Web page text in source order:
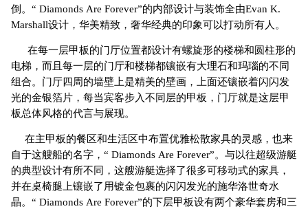
倒。“ Diamonds Are Forever”的内部设计与装饰全由Evan K.
Marshall设计，华美精致，奢华经典的印象可以打动所有人。
在每一层甲板的门厅位置都设计有螺旋形的楼梯和圆柱形的
电梯，而且每一层的门厅和楼梯都镶嵌有大理石和玛瑙的不同
组合。门厅四周的墙壁上是精美的壁画，上面还镶嵌着闪闪发
光的金银箔片，每当宾客步入不同层的甲板，门厅就是这层甲
板总体风格的代言与展现。
在主甲板的餐区和生活区中布置优雅松散家具的灵感，也来
自于这艘船的名字，“ Diamonds Are Forever”。与以往超级游艇
的典型设计有所不同，这艘游艇选择了很多可移动式的家具，
并在桌椅腿上镶嵌了用镀金包裹的闪闪发光的施华洛世奇水
晶。“ Diamonds Are Forever”的下层甲板设有两个豪华套房和三